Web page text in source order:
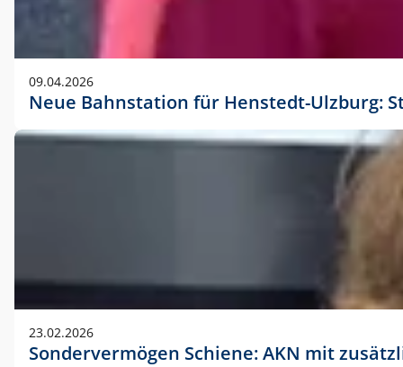
09.04.2026
Neue Bahnstation für Henstedt-Ulzburg:
23.02.2026
Sondervermögen Schiene: AKN mit